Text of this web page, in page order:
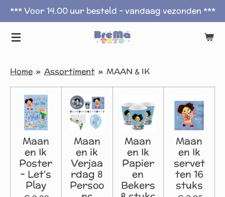
Ga
naar
hoofdinhoud
*** Voor 14.00 uur besteld - vandaag vezonden ***
Home » Assortiment » MAAN & IK
Maan
en Ik
Poster
- Let's
Play
Maan
en ik
Verjaa
rdag 8
Persoo
Maan
en Ik
Papier
en
Bekers
Maan
en Ik
servet
ten 16
stuks